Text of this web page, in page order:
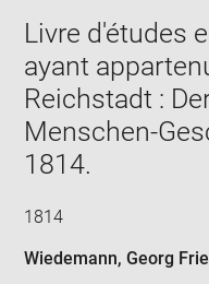
Livre d'études
ayant
Reichstadt :
Menschen-
1814.
1814
Wiedemann, Georg